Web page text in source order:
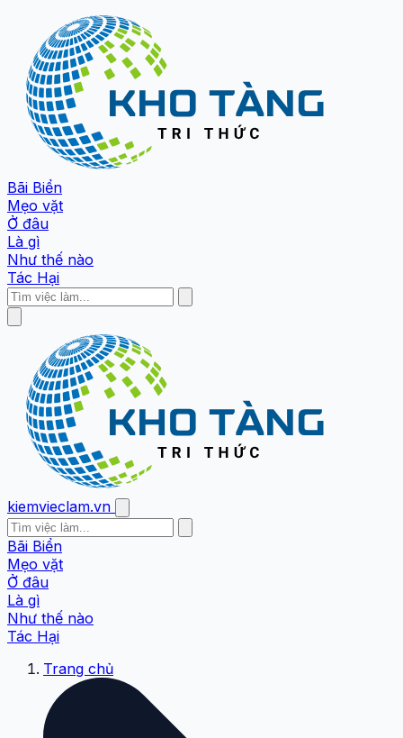
Bãi Biển
Mẹo vặt
Ở đâu
Là gì
Như thế nào
Tác Hại
kiemvieclam.vn
Bãi Biển
Mẹo vặt
Ở đâu
Là gì
Như thế nào
Tác Hại
Trang chủ